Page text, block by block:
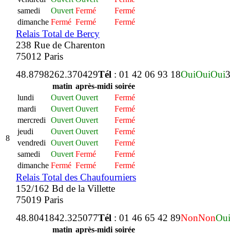
samedi
Ouvert Fermé
Fermé
dimanche Fermé Fermé Fermé
Relais Total de Bercy
238 Rue de Charenton
75012 Paris
8
48.8798262.370429Tél : 01 42 06 93 18OuiOuiOui
matin après-midi soirée
lundi
Ouvert Ouvert
Fermé
mardi
Ouvert Ouvert
Fermé
mercredi
Ouvert Ouvert
Fermé
jeudi
Ouvert Ouvert
Fermé
vendredi
Ouvert Ouvert
Fermé
samedi
Ouvert Fermé
Fermé
dimanche Fermé Fermé Fermé
Relais Total des Chaufourniers
152/162 Bd de la Villette
75019 Paris
48.8041842.325077Tél : 01 46 65 42 89NonNonOui
matin après-midi soirée